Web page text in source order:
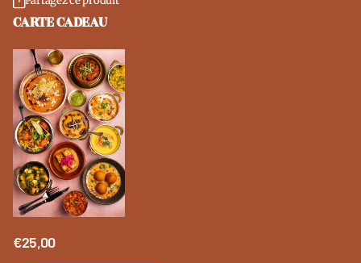
CARTE CADEAU
€25,00